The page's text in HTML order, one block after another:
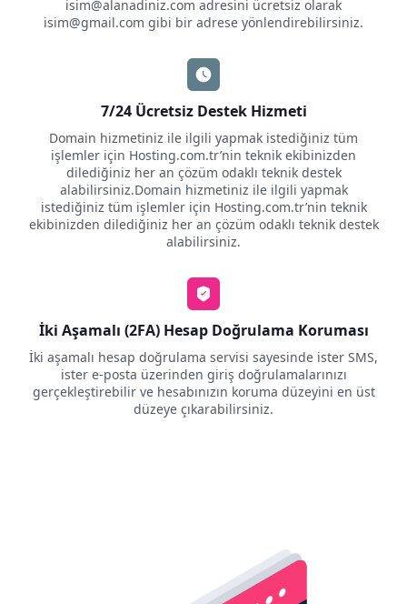
isim@alanadiniz.com adresini ücretsiz olarak
isim@gmail.com gibi bir adrese yönlendirebilirsiniz.
7/24 Ücretsiz Destek Hizmeti
Domain hizmetiniz ile ilgili yapmak istediğiniz tüm
işlemler için Hosting.com.tr’nin teknik ekibinizden
dilediğiniz her an çözüm odaklı teknik destek
alabilirsiniz.Domain hizmetiniz ile ilgili yapmak
istediğiniz tüm işlemler için Hosting.com.tr’nin teknik
ekibinizden dilediğiniz her an çözüm odaklı teknik destek
alabilirsiniz.
İki Aşamalı (2FA) Hesap Doğrulama Koruması
İki aşamalı hesap doğrulama servisi sayesinde ister SMS,
ister e-posta üzerinden giriş doğrulamalarınızı
gerçekleştirebilir ve hesabınızın koruma düzeyini en üst
düzeye çıkarabilirsiniz.